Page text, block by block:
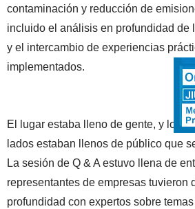
contaminación y reducción de
incluido el análisis en profundidad de
y el intercambio de experiencias
implementados.
El lugar estaba lleno de gente, y los
lados estaban llenos de público que
La sesión de Q & A estuvo llena de
representantes de empresas tuvieron
profundidad con expertos sobre